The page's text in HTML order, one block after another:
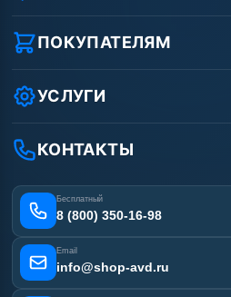
О компании
Реквизиты ООО «Шоп
Защита данных клиента
Условия соглашения
Вакансии
Статьи
ПОКУПАТЕЛЯМ
Как заказать?
Оплата
Доставка
Лизинг
Получить скидку
УСЛУГИ
Ремонт АВД
Сертификаты
Наши работы
Отзывы наших клиентов
Карта сайта
КОНТАКТЫ
Бесплатный
8 (800) 350-16-98
Email
info@shop-avd.ru